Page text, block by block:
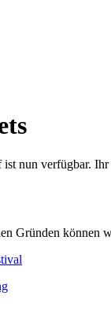
nun verfügbar. Ihr
Gründen können